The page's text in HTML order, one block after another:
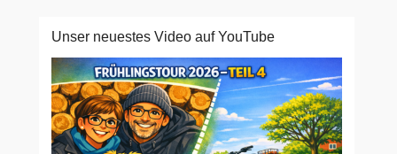
Unser neuestes Video auf YouTube